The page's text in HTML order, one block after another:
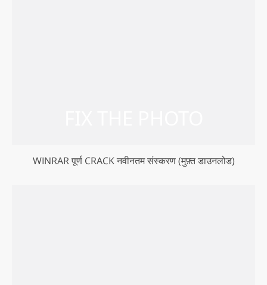
WINRAR पूर्ण CRACK नवीनतम संस्करण (मुफ़्त डाउनलोड)